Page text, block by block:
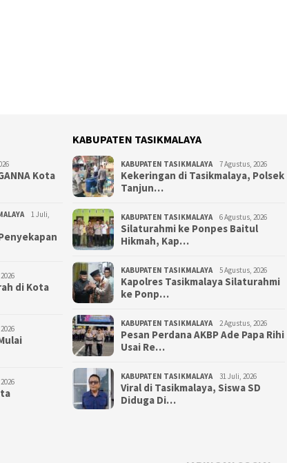
Kota
1 Juli,
di Kota
KABUPATEN TASIKMALAYA
KABUPATEN TASIKMALAYA 7 Agustus, 2026
Kekeringan di Tasikmalaya, Polsek
Tanjun…
KABUPATEN TASIKMALAYA 6 Agustus, 2026
Silaturahmi ke Ponpes Baitul
Hikmah, Kap…
KABUPATEN TASIKMALAYA 5 Agustus, 2026
Kapolres Tasikmalaya Silaturahmi
ke Ponp…
KABUPATEN TASIKMALAYA 2 Agustus, 2026
Pesan Perdana AKBP Ade Papa Rihi
Usai Re…
KABUPATEN TASIKMALAYA 31 Juli, 2026
Viral di Tasikmalaya, Siswa SD
Diduga Di…